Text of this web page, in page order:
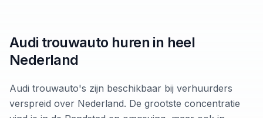
Audi trouwauto huren in heel
Nederland
Audi trouwauto's zijn beschikbaar bij verhuurders
verspreid over Nederland. De grootste concentratie